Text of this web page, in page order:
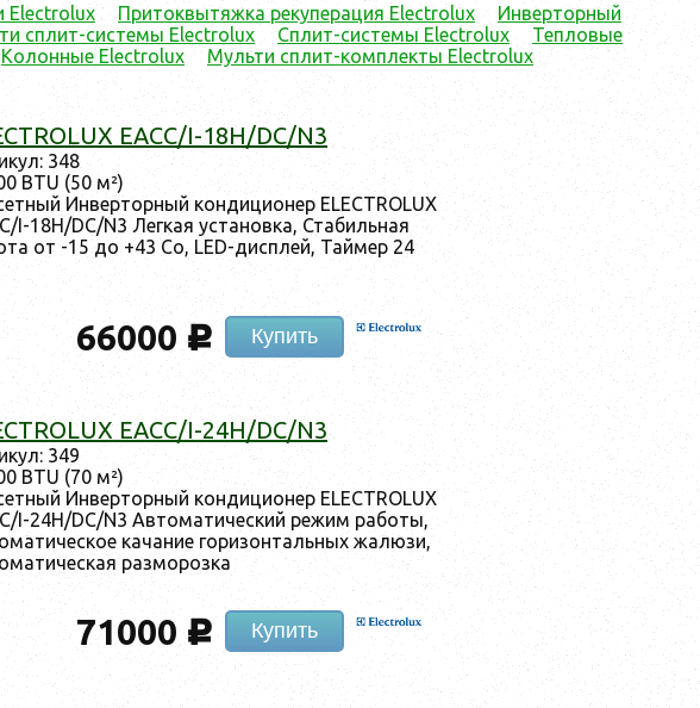
Electrolux Притоквытяжка рекуперация Electrolux
Инверторный
сплит-системы Electrolux Сплит-системы Electrolux
Тепловые
Колонные Electrolux Мульти cплит-комплекты Electrolux
EACC/I-18H/DC/N3
348
BTU (50 м²)
Ин­вертор­ный кон­ди­ци­онер ELECTROLUX
I-18H/DC/N3 Лег­кая ус­та­нов­ка, Ста­биль­ная
от -15 до +43 Со, LED-дис­плей, Тай­мер 24
66000 c Купить
EACC/I-24H/DC/N3
349
BTU (70 м²)
Ин­вертор­ный кон­ди­ци­онер ELECTROLUX
I-24H/DC/N3 Ав­то­мати­чес­кий ре­жим ра­боты,
ка­чание го­ризон­таль­ных жа­люзи,
раз­мо­роз­ка
71000 c Купить